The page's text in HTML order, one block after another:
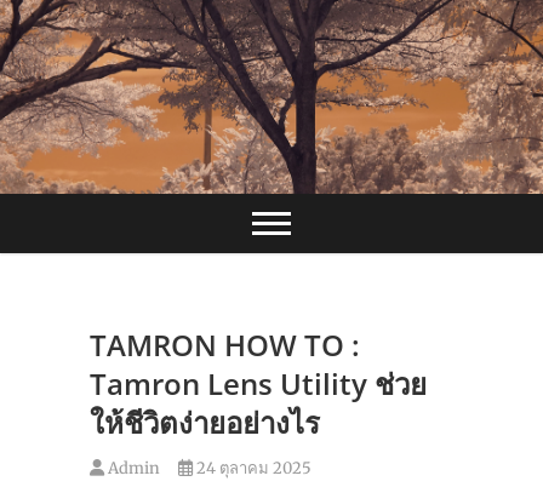
Skip
to
content
TAMRON HOW TO :
Tamron Lens Utility ช่วย
ให้ชีวิตง่ายอย่างไร
Admin 24 ตุลาคม 2025